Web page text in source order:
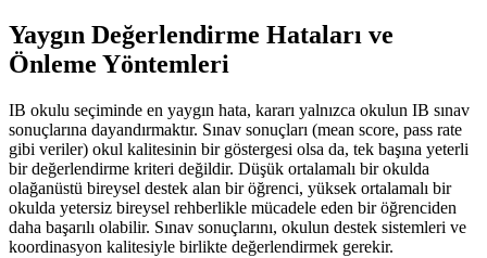
Yaygın Değerlendirme Hataları ve
Önleme Yöntemleri
IB okulu seçiminde en yaygın hata, kararı yalnızca okulun IB sınav
sonuçlarına dayandırmaktır. Sınav sonuçları (mean score, pass rate
gibi veriler) okul kalitesinin bir göstergesi olsa da, tek başına yeterli
bir değerlendirme kriteri değildir. Düşük ortalamalı bir okulda
olağanüstü bireysel destek alan bir öğrenci, yüksek ortalamalı bir
okulda yetersiz bireysel rehberlikle mücadele eden bir öğrenciden
daha başarılı olabilir. Sınav sonuçlarını, okulun destek sistemleri ve
koordinasyon kalitesiyle birlikte değerlendirmek gerekir.